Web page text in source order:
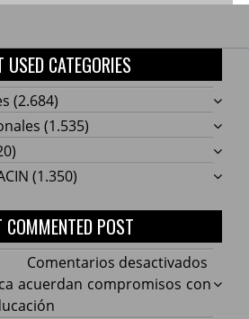
USED CATEGORIES
(2.684)
(1.535)
(1.350)
POST
Comentarios desactivados
acuerdan compromisos con